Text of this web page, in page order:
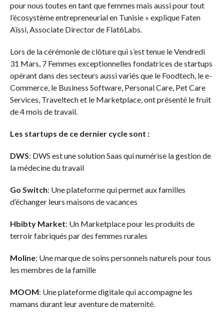
pour nous toutes en tant que femmes mais aussi pour tout
l’écosystème entrepreneurial en Tunisie » explique Faten
Aïssi, Associate Director de Flat6Labs.
Lors de la cérémonie de clôture qui s’est tenue le Vendredi
31 Mars, 7 Femmes exceptionnelles fondatrices de startups
opérant dans des secteurs aussi variés que le Foodtech, le e-
Commerce, le Business Software, Personal Care, Pet Care
Services, Traveltech et le Marketplace, ont présenté le fruit
de 4 mois de travail.
Les startups de ce dernier cycle sont :
DWS: DWS est une solution Saas qui numérise la gestion de
la médecine du travail
Go Switch: Une plateforme qui permet aux familles
d’échanger leurs maisons de vacances
Hbibty Market: Un Marketplace pour les produits de
terroir fabriqués par des femmes rurales
Moline: Une marque de soins personnels naturels pour tous
les membres de la famille
MOOM: Une plateforme digitale qui accompagne les
mamans durant leur aventure de maternité.